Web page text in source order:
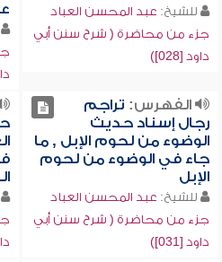
للشيخ: عبد المحسن العباد
جزء من محاضرة ( شرح سنن أبي
داود [028])
الفهرس: تراجم
رجال إسناد حديث
الوضوء من لحوم الإبل , ما
جاء في الوضوء من لحوم
الإبل
للشيخ: عبد المحسن العباد
جزء من محاضرة ( شرح سنن أبي
داود [031])